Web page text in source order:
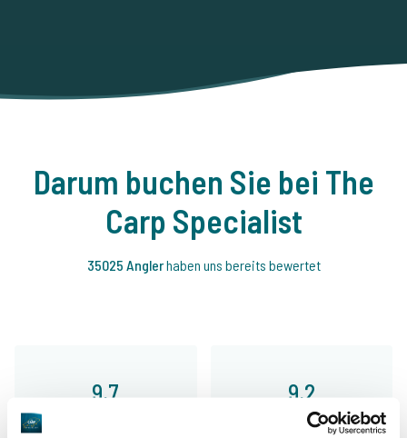
Darum buchen Sie bei The
Carp Specialist
35025 Anglerhaben uns bereits bewertet
9,7 9,2